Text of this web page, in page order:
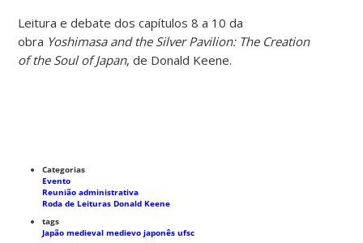
Leitura e debate dos capítulos 8 a 10 da
obra Yoshimasa and the Silver Pavilion: The Creation
of the Soul of Japan, de Donald Keene.
Categorias
Evento
Reunião administrativa
Roda de Leituras Donald Keene
tags
Japão medievalmedievo japonêsufsc